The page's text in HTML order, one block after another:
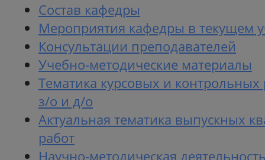
Состав кафедры
Мероприятия кафедры в текущем
Консультации преподавателей
Учебно-методические материалы
Тематика курсовых и контрольных
з/о и д/о
Актуальная тематика выпускных
работ
Научно-методическая